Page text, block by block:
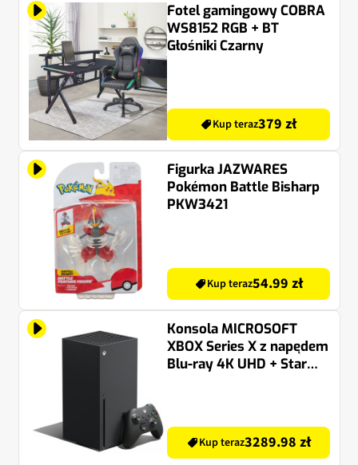
Fotel gamingowy COBRA
WS8152 RGB + BT
Głośniki Czarny
Kup teraz379 zł
Figurka JAZWARES
Pokémon Battle Bisharp
PKW3421
Kup teraz54.99 zł
Konsola MICROSOFT
XBOX Series X z napędem
Blu-ray 4K UHD + Star
Kup teraz3289.98 zł